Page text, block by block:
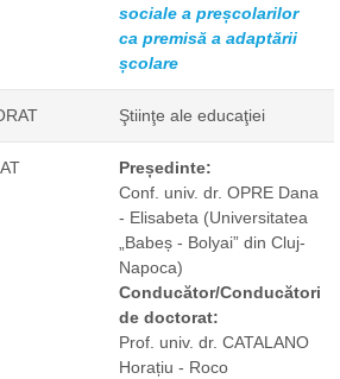
sociale a preșcolarilor
ca premisă a adaptării
școlare
Ştiinţe ale educaţiei
Președinte:
Conf. univ. dr. OPRE Dana
- Elisabeta (Universitatea
„Babeș - Bolyai” din Cluj-
Napoca)
Conducător/Conducători
de doctorat:
Prof. univ. dr. CATALANO
Horațiu - Roco